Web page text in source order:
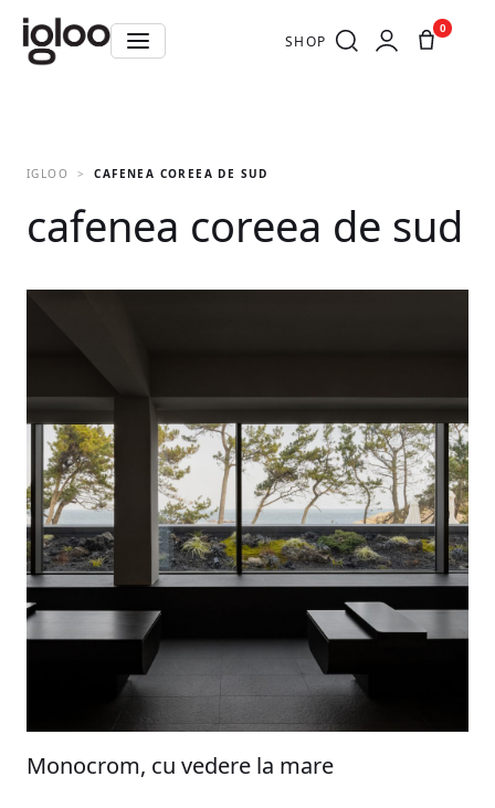
SHOP
0
IGLOO CAFENEA COREEA DE SUD
cafenea coreea de sud
Monocrom, cu vedere la mare